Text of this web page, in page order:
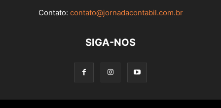
Contato: contato@jornadacontabil.com.br
SIGA-NOS